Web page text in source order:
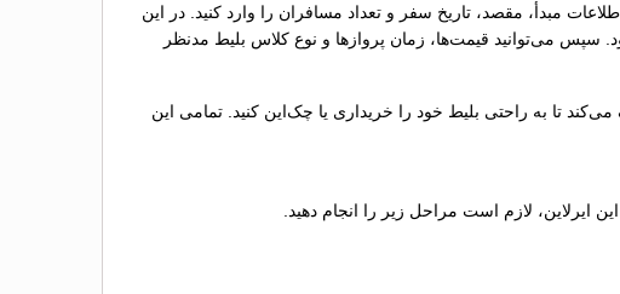
مبدأ، مقصد، تاریخ سفر و تعداد مسافران را وارد کنید. در این
سپس می‌توانید قیمت‌ها، زمان پروازها و نوع کلاس بلیط مدنظر
تا به راحتی بلیط خود را خریداری یا چک‌این کنید. تمامی این
این ایرلاین، لازم است مراحل زیر را انجام دهید.